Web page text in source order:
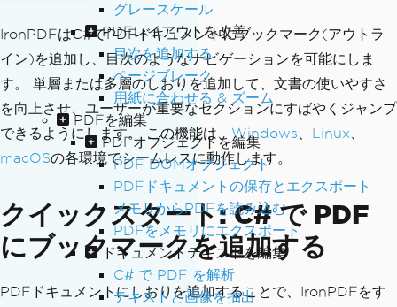
グレースケール
PDFレイアウトを改善
目次を追加する
ページブレーク
用紙に合わせる & ズーム
PDFを編集
PDFオブジェクトを編集
PDF DOMオブジェクト
PDFドキュメントの保存とエクスポート
メモリからPDFを読み込む
PDFをメモリにエクスポート
ドキュメントテキストを編集
C# で PDF を解析
テキストと画像を抽出
IronPDFはC#でPDFドキュメントにブックマーク(アウトラ
イン)を追加し、目次のようなナビゲーションを可能にしま
す。 単層または多層のしおりを追加して、文書の使いやすさ
を向上させ、ユーザーが重要なセクションにすばやくジャンプ
できるようにします。 この機能は、 Windows、 Linux、
macOSの各環境でシームレスに動作します。
クイックスタート: C# で PDF
にブックマークを追加する
PDFドキュメントにしおりを追加することで、IronPDFをす